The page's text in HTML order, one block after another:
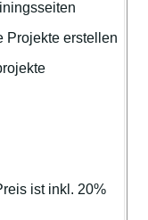
Projekte erstellen
ist inkl. 20%